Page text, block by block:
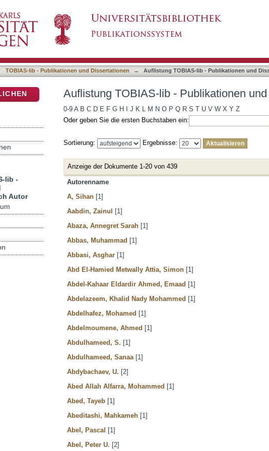
TOBIAS-lib - Publikationen und Dissertationen → Auflistung TOBIAS-lib - Publikationen und
Auflistung TOBIAS-lib - Publikationen
0-9 A B C D E F G H J K L M N O P Q R S T U V W X Y Z
Oder geben Sie die ersten Buchstaben ein:
Sortierung: Ergebnisse:
Anzeige der Dokumente 1-20 von 439
Autorenname
A, Sihan [1]
Aabdin, Zainul [1]
Abaza, Annegret Sarah [1]
Abbas, Muhammad [1]
Abbasi, Asghar [1]
Abd El-Hamied Metwally Attia, Simon [1]
Abdel-Kahaar Eldardir Ahmed, Emaad [1]
Abdelazeem, Khalid Nady Mohammed [1]
Abdelhafez, Mohamed [1]
Abdelmoumene, Ahmed [1]
Abdulhameed, S. [1]
Abdulhameed, Sanaa [1]
Abdybachaev, U. [2]
Abed Allah Alfarra, Mohammed [1]
Abed, Tayeb [1]
Abeditashi, Mahkameh [1]
Abel, Pascal [1]
Abel, Peter U. [2]
lib -
Autor